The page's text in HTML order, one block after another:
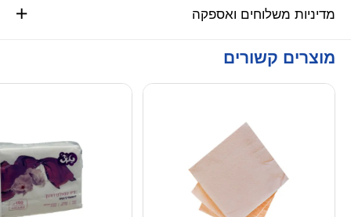
מדיניות משלוחים ואספקה
מוצרים קשורים